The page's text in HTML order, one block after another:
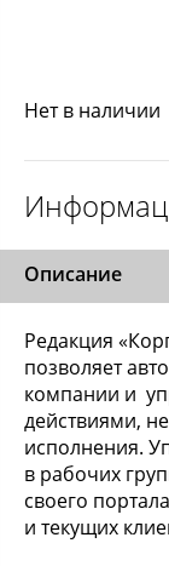
Нет в наличии
Описание
Редакция
позволяет
компании и
действиями,
исполнения.
в рабочих
своего
и текущих